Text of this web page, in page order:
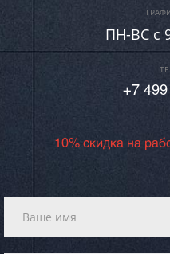
ПН-ВC c
+7
10% скидка на